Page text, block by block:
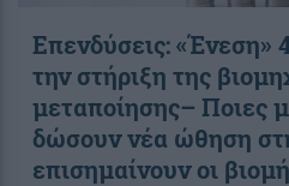
Επενδύσεις: «Ένεση»
την στήριξη της
μεταποίησης– Ποιες
δώσουν νέα ώθηση
επισημαίνουν οι